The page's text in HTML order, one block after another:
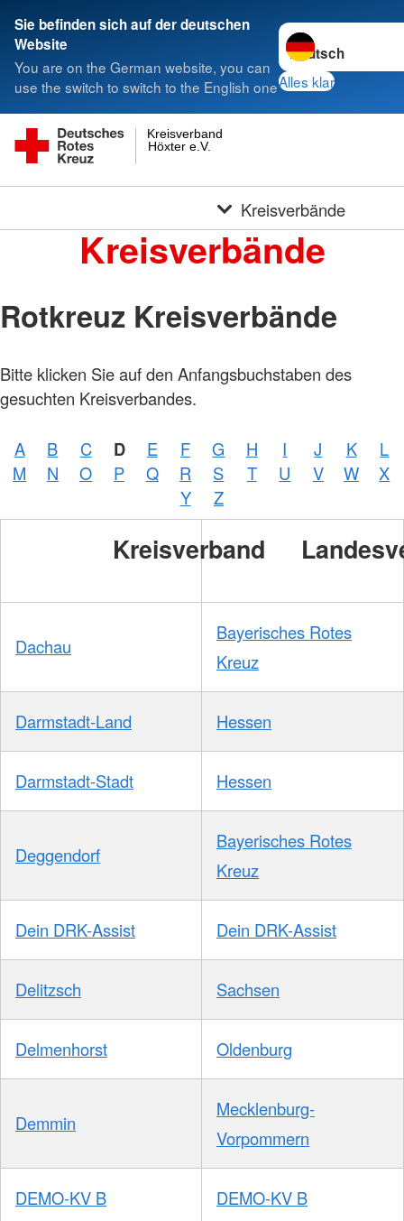
Sie befinden sich auf der deutschen
Website
You are on the German website, you can
use the switch to switch to the English one
Sprache wechseln
Alles klar
Höxter e.V.
Kreisverband
Kreisverbände
Kreisverbände
Rotkreuz Kreisverbände
Bitte klicken Sie auf den Anfangsbuchstaben des
gesuchten Kreisverbandes.
A B C D E F G H I J K
L
M
N O P Q R S T U V W
X
Y
Z
Kreisverband
Dachau
Bayerisches Rotes
Kreuz
Darmstadt-Land Hessen
Darmstadt-Stadt Hessen
Deggendorf
Bayerisches Rotes
Kreuz
Dein DRK-Assist Dein DRK-Assist
Delitzsch Sachsen
Delmenhorst Oldenburg
Demmin
Mecklenburg-
Vorpommern
DEMO-KV B DEMO-KV B